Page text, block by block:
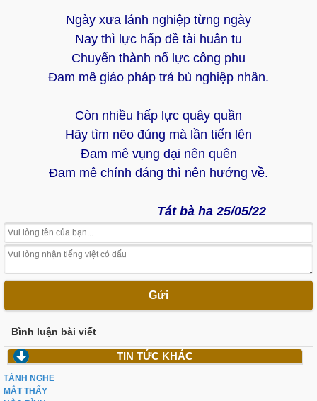
Ngày xưa lánh nghiệp từng ngày
Nay thì lực hấp đề tài huân tu
Chuyển thành nổ lực công phu
Đam mê giáo pháp trả bù nghiệp nhân.
Còn nhiều hấp lực quây quần
Hãy tìm nẽo đúng mà lần tiến lên
Đam mê vụng dại nên quên
Đam mê chính đáng thì nên hướng về.
Tát bà ha 25/05/22
Gửi
Bình luận bài viết
TIN TỨC KHÁC
TÁNH NGHE
MẮT THẤY